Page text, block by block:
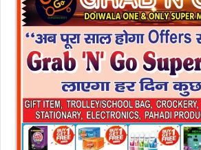
e
m
a
i